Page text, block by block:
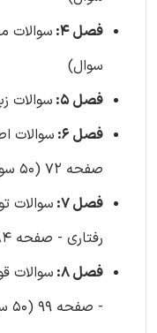
فصل 4:
سوال)
فصل 5:
سوالات
فصل 6:
سوالات
صفحه 72 (50 سوال)
فصل 7:
سوالات
رفتاری - صفحه 84 (50 سوال)
فصل 8:
سوالات
- صفحه 99 (50 سوال)